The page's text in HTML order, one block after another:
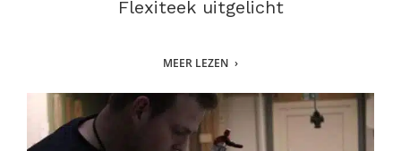
Flexiteek uitgelicht
MEER LEZEN